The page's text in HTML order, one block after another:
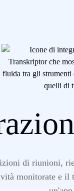
di riunioni,
monitorate e il